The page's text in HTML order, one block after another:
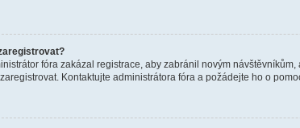
fóra zakázal registrace, aby zabránil novým
Kontaktujte administrátora fóra a požádejte ho o